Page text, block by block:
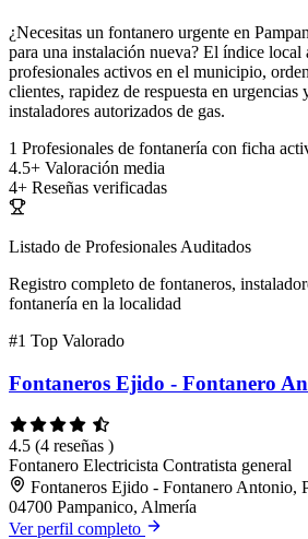
¿Necesitas un fontanero urgente en
para una instalación nueva? El índice local
profesionales activos en el municipio,
clientes, rapidez de respuesta en
instaladores autorizados de gas.
1 Profesionales de fontanería con ficha
4.5+ Valoración media
4+ Reseñas verificadas
Listado de Profesionales Auditados
Registro completo de fontaneros,
fontanería en la localidad
#1 Top Valorado
Fontaneros Ejido - Fontanero
4.5 (4 reseñas )
Fontanero Electricista Contratista general
Fontaneros Ejido - Fontanero Antonio,
04700 Pampanico, Almería
Ver perfil completo